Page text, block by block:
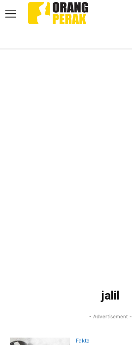
jalil
- Advertisement -
Fakta